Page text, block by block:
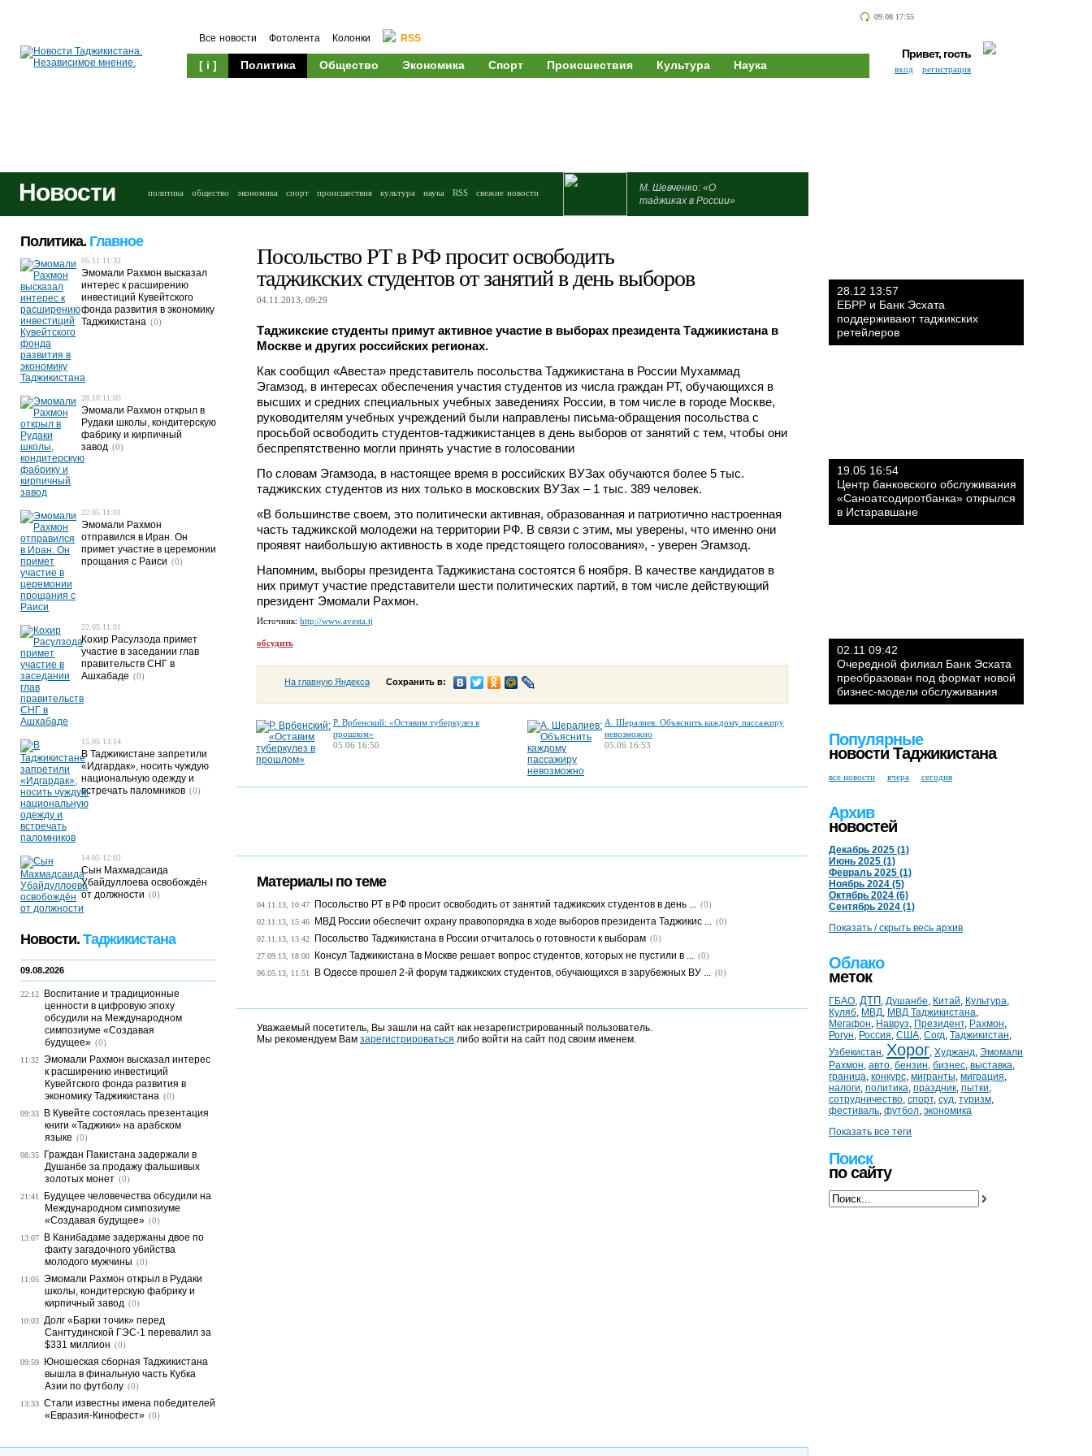
09.08 17:55
Все новости Фотолента Колонки RSS
[ i ] Политика Общество Экономика Спорт Происшествия Культура Наука
Привет, гость
вход регистрация
Новости политика общество экономика спорт происшествия культура наука RSS свежие новости
М. Шевченко: «О
таджиках в России»
Посольство РТ в РФ просит освободить
таджикских студентов от занятий в день выборов
04.11.2013, 09:29
Таджикские студенты примут активное участие в выборах президента Таджикистана в
Москве и других российских регионах.
Как сообщил «Авеста» представитель посольства Таджикистана в России Мухаммад
Эгамзод, в интересах обеспечения участия студентов из числа граждан РТ, обучающихся в
высших и средних специальных учебных заведениях России, в том числе в городе Москве,
руководителям учебных учреждений были направлены письма-обращения посольства с
просьбой освободить студентов-таджикистанцев в день выборов от занятий с тем, чтобы они
беспрепятственно могли принять участие в голосовании
По словам Эгамзода, в настоящее время в российских ВУЗах обучаются более 5 тыс.
таджикских студентов из них только в московских ВУЗах – 1 тыс. 389 человек.
«В большинстве своем, это политически активная, образованная и патриотично настроенная
часть таджикской молодежи на территории РФ. В связи с этим, мы уверены, что именно они
проявят наибольшую активность в ходе предстоящего голосования», - уверен Эгамзод.
Напомним, выборы президента Таджикистана состоятся 6 ноября. В качестве кандидатов в
них примут участие представители шести политических партий, в том числе действующий
президент Эмомали Рахмон.
Источник: http://www.avesta.tj
обсудить
На главную Яндекса Сохранить в:
Р. Врбенский: «Оставим туберкулез в
прошлом»
05.06 16:50
А. Шералиев: Объяснить каждому пассажиру
невозможно
05.06 16:53
Материалы по теме
04.11.13, 10:47 Посольство РТ в РФ просит освободить от занятий таджикских студентов в день ... (0)
02.11.13, 15:46 МВД России обеспечит охрану правопорядка в ходе выборов президента Таджикис ... (0)
02.11.13, 13:42 Посольство Таджикистана в России отчиталось о готовности к выборам (0)
27.09.13, 18:00 Консул Таджикистана в Москве решает вопрос студентов, которых не пустили в ... (0)
06.05.13, 11:51 В Одессе прошел 2-й форум таджикских студентов, обучающихся в зарубежных ВУ ... (0)
Уважаемый посетитель, Вы зашли на сайт как незарегистрированный пользователь.
Мы рекомендуем Вам зарегистрироваться либо войти на сайт под своим именем.
Политика. Главное
05.11 11:32
Эмомали Рахмон высказал
интерес к расширению
инвестиций Кувейтского
фонда развития в экономику
Таджикистана (0)
28.10 11:05
Эмомали Рахмон открыл в
Рудаки школы, кондитерскую
фабрику и кирпичный
завод (0)
22.05 11:01
Эмомали Рахмон
отправился в Иран. Он
примет участие в церемонии
прощания с Раиси (0)
22.05 11:01
Кохир Расулзода примет
участие в заседании глав
правительств СНГ в
Ашхабаде (0)
15.05 13:14
В Таджикистане запретили
«Идгардак», носить чуждую
национальную одежду и
встречать паломников (0)
14.05 12:02
Сын Махмадсаида
Убайдуллоева освобождён
от должности (0)
Новости. Таджикистана
09.08.2026
22:12
Воспитание и традиционные
ценности в цифровую эпоху
обсудили на Международном
симпозиуме «Создавая
будущее» (0)
11:32 Эмомали Рахмон высказал интерес
к расширению инвестиций
Кувейтского фонда развития в
экономику Таджикистана (0)
09:33
В Кувейте состоялась презентация
книги «Таджики» на арабском
языке (0)
08:35
Граждан Пакистана задержали в
Душанбе за продажу фальшивых
золотых монет (0)
21:41
Будущее человечества обсудили на
Международном симпозиуме
«Создавая будущее» (0)
13:07
В Канибадаме задержаны двое по
факту загадочного убийства
молодого мужчины (0)
11:05 Эмомали Рахмон открыл в Рудаки
школы, кондитерскую фабрику и
кирпичный завод (0)
10:03 Долг «Барки точик» перед
Сангтудинской ГЭС-1 перевалил за
$331 миллион (0)
09:59
Юношеская сборная Таджикистана
вышла в финальную часть Кубка
Азии по футболу (0)
13:33 Стали известны имена победителей
«Евразия-Кинофест» (0)
28.12 13:57
ЕБРР и Банк Эсхата
поддерживают таджикских
ретейлеров
19.05 16:54
Центр банковского обслуживания
«Саноатсодиротбанка» открылся
в Истаравшане
02.11 09:42
Очередной филиал Банк Эсхата
преобразован под формат новой
бизнес-модели обслуживания
Популярные
новости Таджикистана
все новости вчера сегодня
Архив
новостей
Декабрь 2025 (1)
Июнь 2025 (1)
Февраль 2025 (1)
Ноябрь 2024 (5)
Октябрь 2024 (6)
Сентябрь 2024 (1)
Показать / скрыть весь архив
Облако
меток
ГБАО, ДТП , Душанбе, Китай, Культура,
Куляб, МВД, МВД Таджикистана,
Мегафон, Навруз, Президент, Рахмон,
Рогун, Россия, США, Согд, Таджикистан,
Узбекистан, Хорог, Худжанд, Эмомали
Рахмон, авто, бензин, бизнес, выставка,
граница, конкурс, мигранты, миграция,
налоги, политика, праздник, пытки,
сотрудничество, спорт, суд, туризм,
фестиваль, футбол, экономика
Показать все теги
Поиск
по сайту